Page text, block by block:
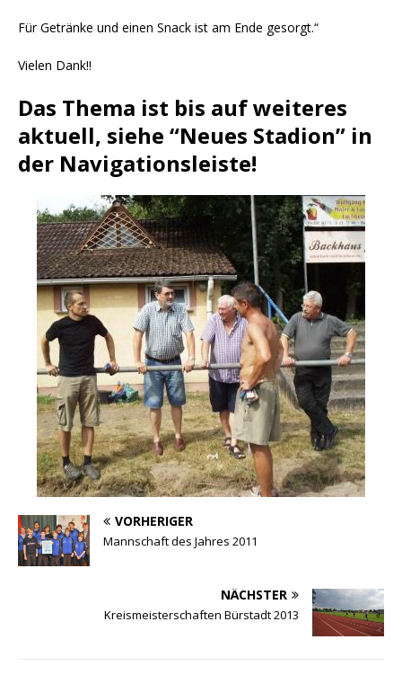
Für Getränke und einen Snack ist am Ende gesorgt.“
Vielen Dank!!
Das Thema ist bis auf weiteres
aktuell, siehe “Neues Stadion” in
der Navigationsleiste!
VORHERIGER
Mannschaft des Jahres 2011
NÄCHSTER
Kreismeisterschaften Bürstadt 2013